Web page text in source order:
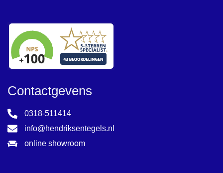
Contactgevens
0318-511414
info@hendriksentegels.nl
online showroom